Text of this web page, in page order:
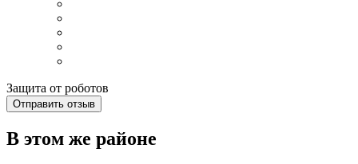
Защита от роботов
Отправить отзыв
В этом же районе